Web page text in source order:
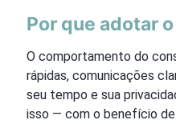
Por que adotar
O comportamento do
rápidas, comunicações
seu tempo e sua
isso — com o benefício